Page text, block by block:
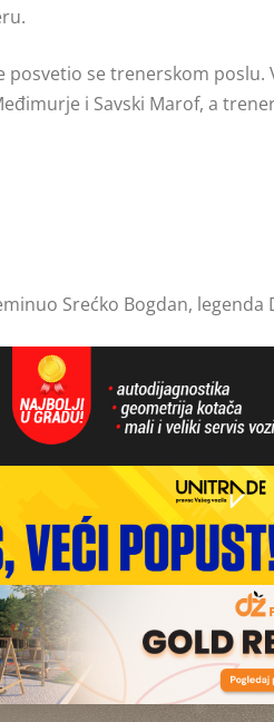
posvetio se trenerskom
i Savski Marof, a